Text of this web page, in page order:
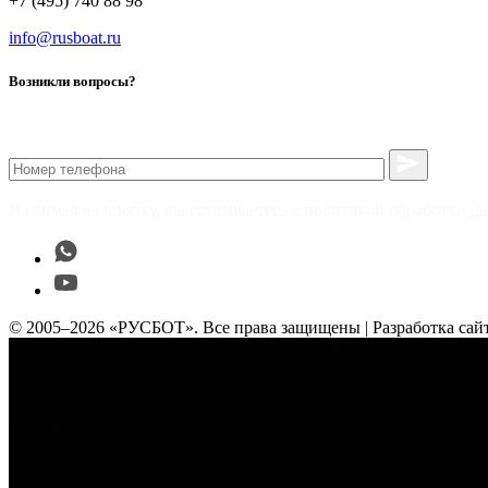
info@rusboat.ru
Возникли вопросы?
© 2005–2026 «РУСБОТ». Все права защищены | Разработка